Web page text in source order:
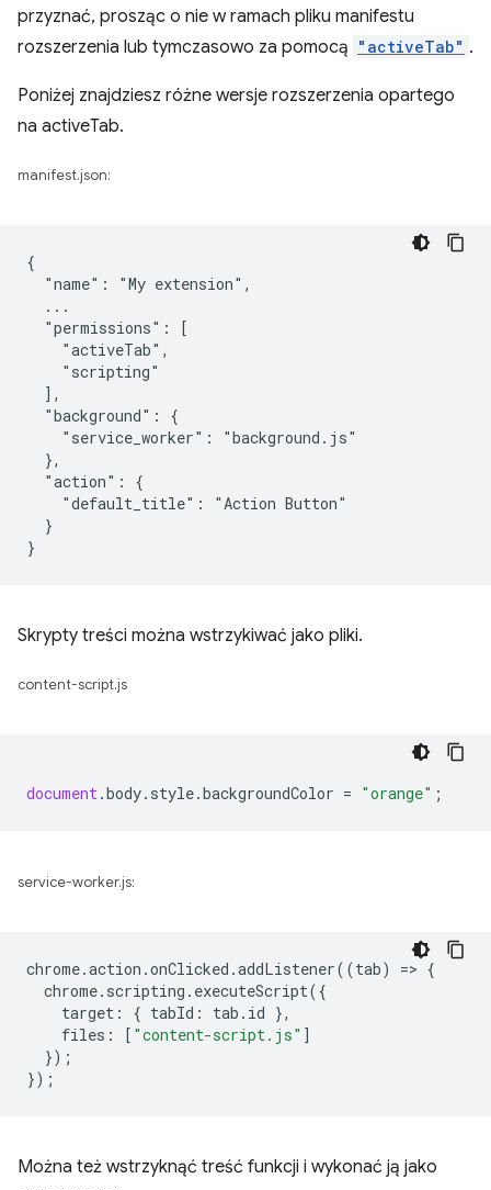
przyznać, prosząc o nie w ramach pliku manifestu
rozszerzenia lub tymczasowo za pomocą "activeTab" .
Poniżej znajdziesz różne wersje rozszerzenia opartego
na activeTab.
manifest.json:
{
  "name": "My extension",
  ...
  "permissions": [
    "activeTab",
    "scripting"
  ],
  "background": {
    "service_worker": "background.js"
  },
  "action": {
    "default_title": "Action Button"
  }
Skrypty treści można wstrzykiwać jako pliki.
content-script.js
document.body. style.backgroundColor = "orange" ;
service-worker.js:
chrome.action .onClicked .addListener((tab) => {
chrome. scripting . executeScript({
target : { tabId : tab . id },
files : [ "content-script.js" ]
});
});
Można też wstrzyknąć treść funkcji i wykonać ją jako